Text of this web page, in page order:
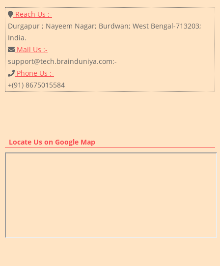
Reach Us :-
Durgapur ; Nayeem Nagar; Burdwan; West Bengal-713203;
India.
Mail Us :-
support@tech.brainduniya.com:-
Phone Us :-
+(91) 8675015584
Locate Us on Google Map